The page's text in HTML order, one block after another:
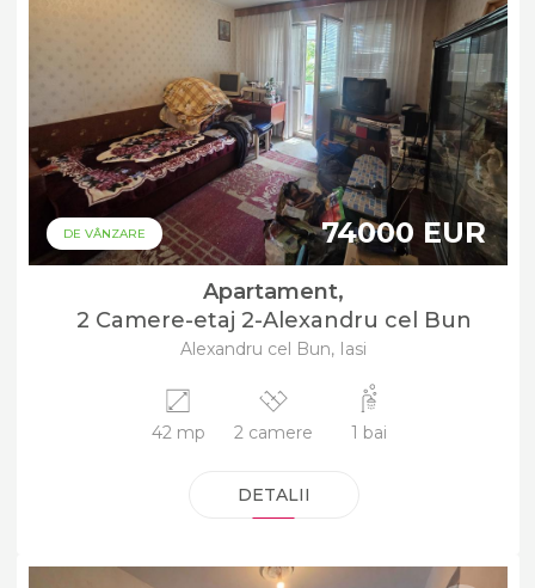
DE VÂNZARE 74000 EUR
Apartament,
2 Camere-etaj 2-Alexandru cel Bun
Alexandru cel Bun, Iasi
42 mp 2 camere 1 bai
DETALII